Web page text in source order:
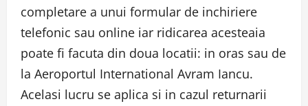
completare a unui formular de inchiriere
telefonic sau online iar ridicarea acesteaia
poate fi facuta din doua locatii: in oras sau de
la Aeroportul International Avram Iancu.
Acelasi lucru se aplica si in cazul returnarii